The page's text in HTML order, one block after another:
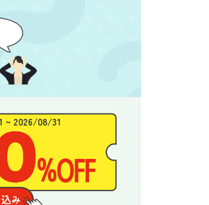
かったと思います。
~ 2026/08/31